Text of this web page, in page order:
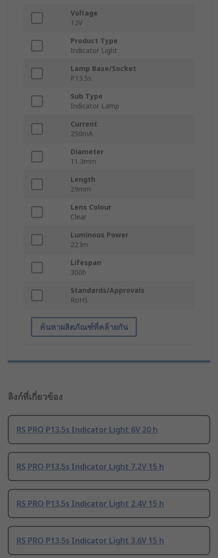
Voltage
12V
Product Type
Indicator Light
Lamp Base/Socket
P13.5s
Sub Type
Indicator Lamp
Current
250mA
Diameter
11.3mm
Length
29mm
Lens Colour
Clear
Luminous Power
22 lm
Lifespan
300h
Standards/Approvals
RoHS
ค้นหาผลิตภัณฑ์ที่คล้ายกัน
ลิงก์ที่เกี่ยวข้อง
RS PRO P13.5s Indicator Light 6V 20 h
RS PRO P13.5s Indicator Light 7.2V 15 h
RS PRO P13.5s Indicator Light 2.4V 15 h
RS PRO P13.5s Indicator Light 3.6V 15 h